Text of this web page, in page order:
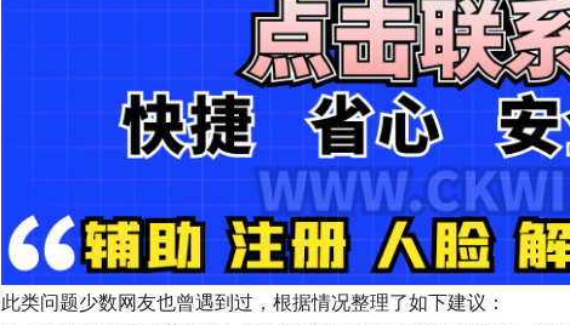
此类问题少数网友也曾遇到过，根据情况整理了如下建议：